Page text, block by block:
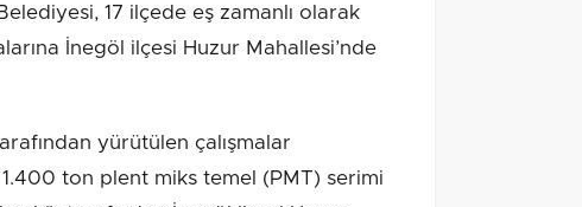
17 ilçede eş zamanlı olarak
İnegöl ilçesi Huzur Mahallesi’nde
yürütülen çalışmalar
ton plent miks temel (PMT) serimi